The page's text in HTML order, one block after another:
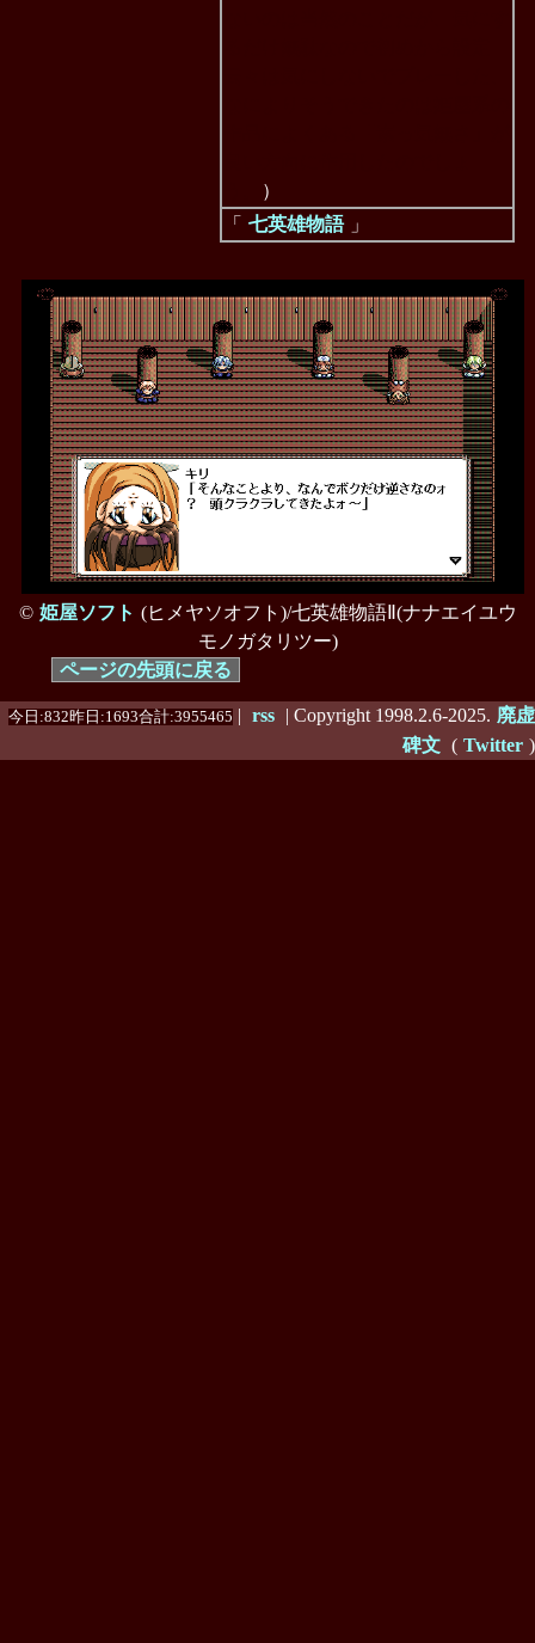
）
「
七英雄物語 」
© 姫屋ソフト (ヒメヤソオフト)/七英雄物語Ⅱ(ナナエイユウ
モノガタリツー)
ページの先頭に戻る
今日:832昨日:1693合計:3955465 | rss | Copyright 1998.2.6-2025. 廃虚
碑文 ( Twitter )